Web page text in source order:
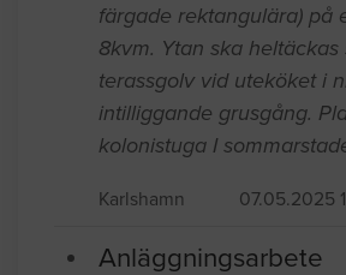
färgade rektangulära) på
8kvm. Ytan ska heltäckas
terassgolv vid uteköket i
intilliggande grusgång.
kolonistuga I
Karlshamn 07.05.2025
Anläggningsarbete